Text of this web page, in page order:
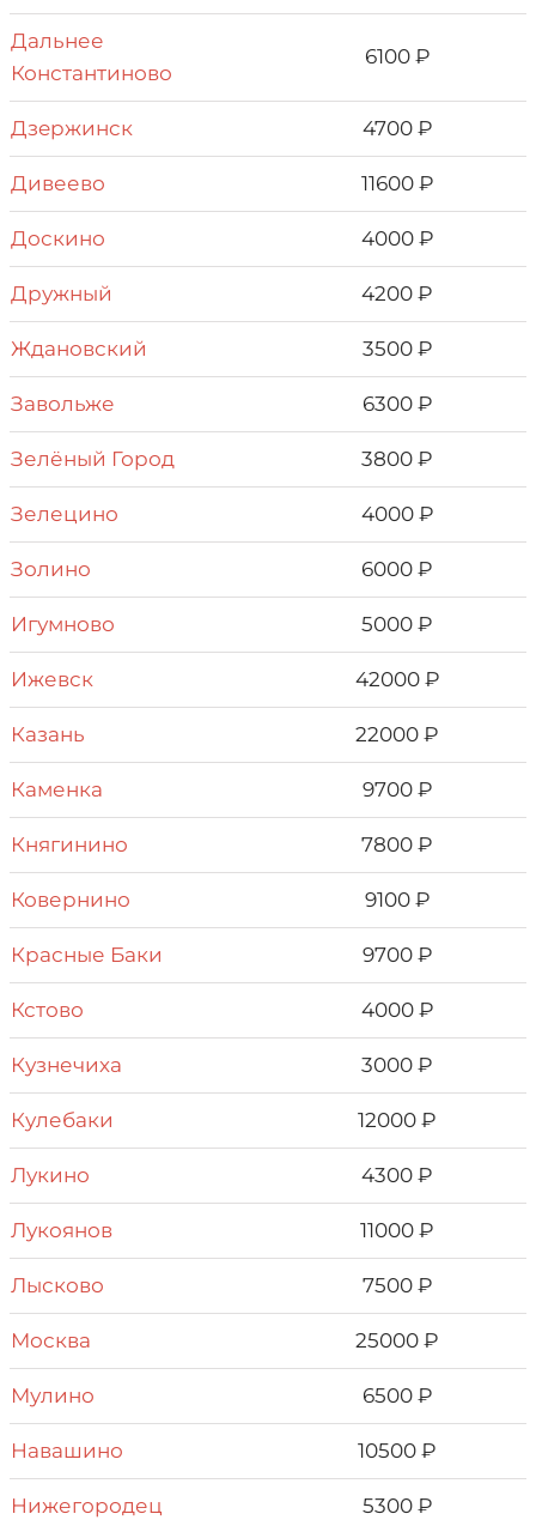
Дальнее
Константиново
6100 ₽
Дзepжинcк 4700 ₽
Дивеево 11600 ₽
Доскино 4000 ₽
Дружный 4200 ₽
Ждановский 3500 ₽
Завольже 6300 ₽
Зелёный Город 3800 ₽
Зелецино 4000 ₽
Золино 6000 ₽
Игумново 5000 ₽
Ижевск 42000 ₽
Казань 22000 ₽
Каменка 9700 ₽
Княгинино 7800 ₽
Ковернино 9100 ₽
Красные Баки 9700 ₽
Кстово 4000 ₽
Кузнечиха 3000 ₽
Кулебаки 12000 ₽
Лукино 4300 ₽
Лукоянов 11000 ₽
Лысково 7500 ₽
Москва 25000 ₽
Мулино 6500 ₽
Навашино 10500 ₽
Нижегородец 5300 ₽